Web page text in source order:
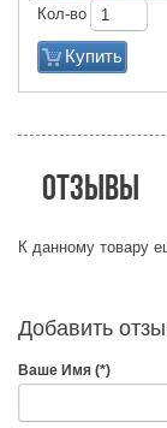
Кол-во
Купить
Отзывы
К данному товару
Добавить
Ваше Имя (*)